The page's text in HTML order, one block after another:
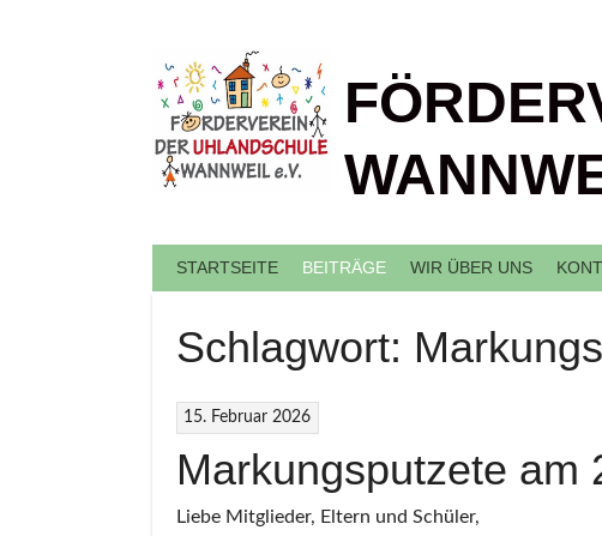
STARTSEITE BEITRÄGE WIR ÜBER UNS
Schlagwort:
15. Februar 2026
Markungsputzete am
Liebe Mitglieder, Eltern und Schüler,